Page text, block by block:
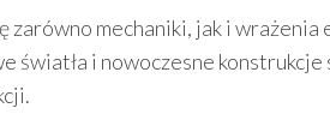
zarówno mechaniki, jak i
światła i nowoczesne